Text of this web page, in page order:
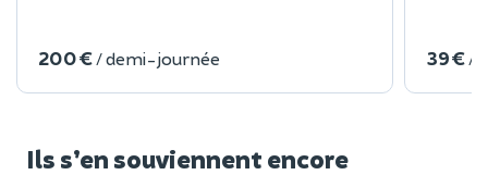
200 € / demi-journée 39 € /
Ils s’en souviennent encore